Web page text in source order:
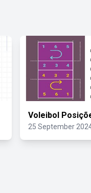
Voleibol
25 September